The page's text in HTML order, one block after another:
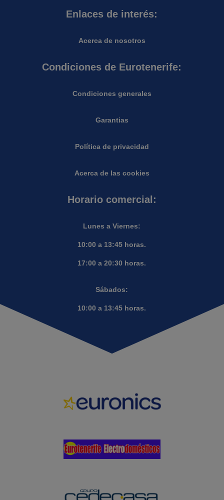
Enlaces de interés:
Acerca de nosotros
Condiciones de Eurotenerife:
Condiciones generales
Garantias
Política de privacidad
Acerca de las cookies
Horario comercial:
Lunes a Viernes:
10:00 a 13:45 horas.
17:00 a 20:30 horas.
Sábados:
10:00 a 13:45 horas.